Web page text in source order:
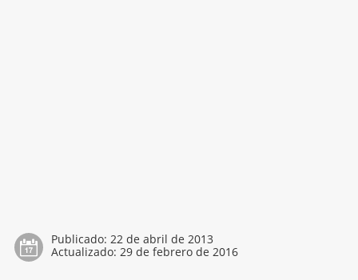
Publicado: 22 de abril de 2013
Actualizado: 29 de febrero de 2016